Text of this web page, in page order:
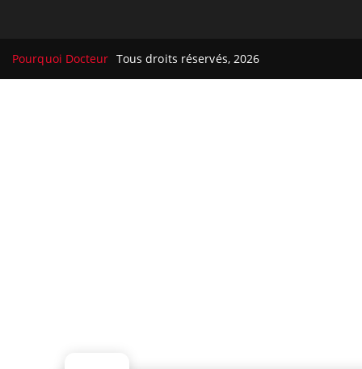
Pourquoi Docteur Tous droits réservés, 2026